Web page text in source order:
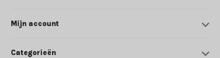
Mijn account
Categorieën